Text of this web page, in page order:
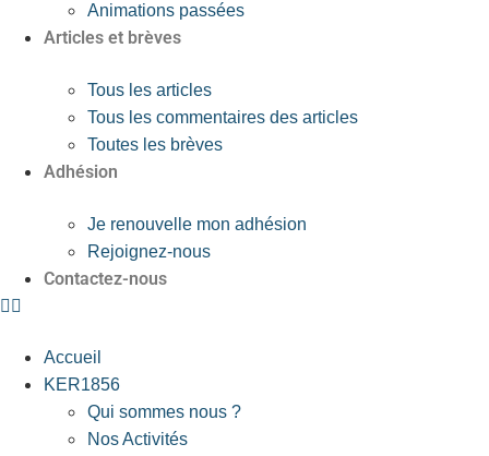
Animations passées
Articles et brèves
Tous les articles
Tous les commentaires des articles
Toutes les brèves
Adhésion
Je renouvelle mon adhésion
Rejoignez-nous
Contactez-nous
Accueil
KER1856
Qui sommes nous ?
Nos Activités